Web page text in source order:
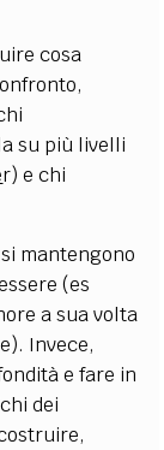
cosa
su più livelli
r) e chi
mantengono
(es
a sua volta
Invece,
e fare in
dei